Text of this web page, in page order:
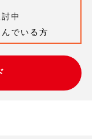
中
でいる方